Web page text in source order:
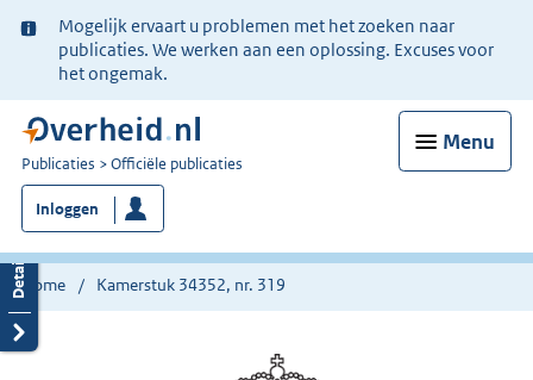
Ter
informatie:
Mogelijk ervaart u problemen met het zoeken naar
publicaties. We werken aan een oplossing. Excuses voor
het ongemak.
Menu
U
bent
nu
hier:
Publicaties Officiële publicaties
Inloggen
Home Kamerstuk 34352, nr. 319